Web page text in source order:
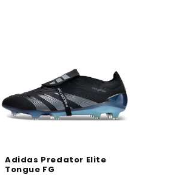
Adidas Predator Elite
Tongue FG